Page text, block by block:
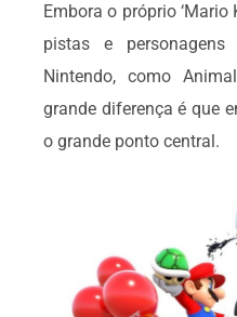
Embora o próprio ‘Mario
pistas e
Nintendo, como
grande diferença é que
o grande ponto central.